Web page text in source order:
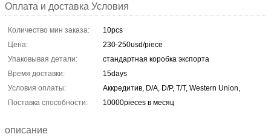
Оплата и доставка Условия
Количество мин заказа:
10pcs
Цена:
230-250usd/piece
Упаковывая детали:
стандартная коробка экспорта
Время доставки:
15days
Условия оплаты:
Аккредитив, D/A, D/P, T/T, Western Union,
Поставка способности:
10000pieces в месяц
описание